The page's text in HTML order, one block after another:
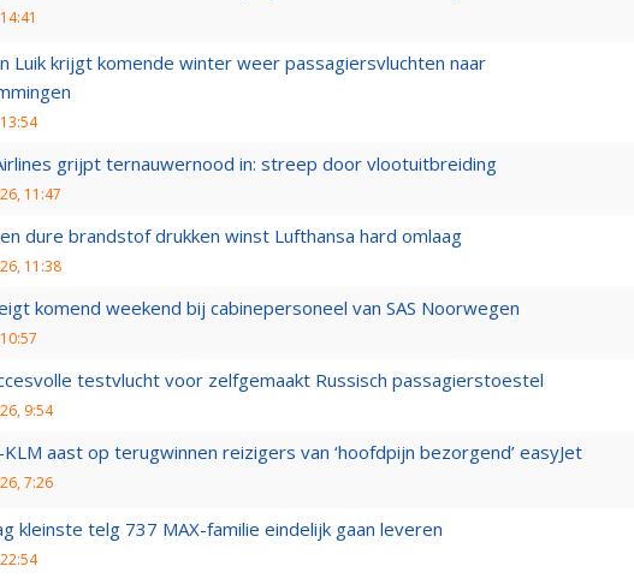
Luik krijgt komende winter weer passagiersvluchten naar
grijpt ternauwernood in: streep door vlootuitbreiding
11:47
dure brandstof drukken winst Lufthansa hard omlaag
11:38
komend weekend bij cabinepersoneel van SAS Noorwegen
testvlucht voor zelfgemaakt Russisch passagierstoestel
9:54
KLM aast op terugwinnen reizigers van ‘hoofdpijn bezorgend’ easyJet
7:26
kleinste telg 737 MAX-familie eindelijk gaan leveren